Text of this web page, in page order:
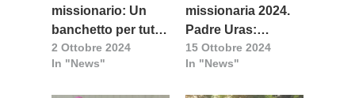
missionario: Un
banchetto per tutte
le genti. Il
programma della
2 Ottobre 2024
In "News"
missionaria 2024.
Padre Uras:
Portare speranza e
conforto a chi
15 Ottobre 2024
In "News"